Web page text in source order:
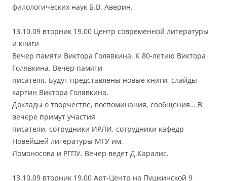
филологических наук Б.В. Аверин.
13.10.09 вторник 19.00 Центр современной литературы
и книги
Вечер памяти Виктора Голявкина. К 80-летию Виктора
Голявкина. Вечер памяти
писателя. Будут представлены новые книги, слайды
картин Виктора Голявкина.
Доклады о творчестве, воспоминания, сообщения… В
вечере примут участия
писатели, сотрудники ИРЛИ, сотрудники кафедр
Новейшей литературы МГУ им.
Ломоносова и РГПУ. Вечер ведет Д.Каралис.
13.10.09 вторник 19.00 Арт-Центр на Пушкинской 9